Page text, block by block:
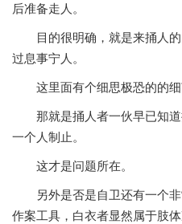
后准备走人。
目的很明确，就是来捅人的
过息事宁人。
这里面有个细思极恐的的细
那就是捅人者一伙早已知道
一个人制止。
这才是问题所在。
另外是否是自卫还有一个非
作案工具，白衣者显然属于肢